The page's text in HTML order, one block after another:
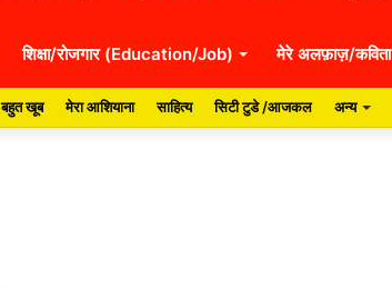
शिक्षा/रोजगार (Education/Job) मेरे अलफ़ाज़/कविता
बहुत खूब मेरा आशियाना साहित्य सिटी टुडे /आजकल अन्य